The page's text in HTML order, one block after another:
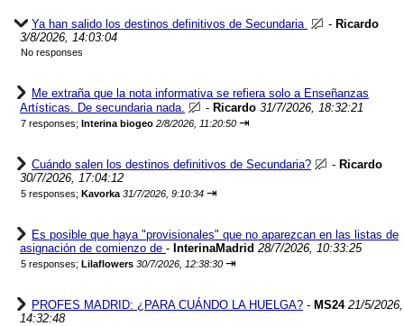
Ya han salido los destinos definitivos de Secundaria - Ricardo
3/8/2026, 14:03:04
No responses
Me extraña que la nota informativa se refiera solo a Enseñanzas
Artísticas. De secundaria nada.
- Ricardo 31/7/2026, 18:32:21
7 responses; Interina biogeo 2/8/2026, 11:20:50 ⇥
Cuándo salen los destinos definitivos de Secundaria? - Ricardo
30/7/2026, 17:04:12
5 responses; Kavorka 31/7/2026, 9:10:34 ⇥
Es posible que haya "provisionales" que no aparezcan en las listas de
asignación de comienzo de - InterinaMadrid 28/7/2026, 10:33:25
5 responses; Lilaflowers 30/7/2026, 12:38:30 ⇥
PROFES MADRID: ¿PARA CUÁNDO LA HUELGA? - MS24 21/5/2026,
14:32:48